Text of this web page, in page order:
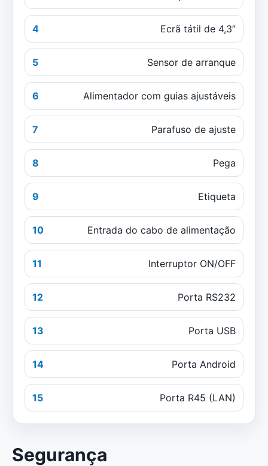
4 Ecrã tátil de 4,3”
5 Sensor de arranque
6 Alimentador com guias ajustáveis
7 Parafuso de ajuste
8 Pega
9 Etiqueta
10 Entrada do cabo de alimentação
11 Interruptor ON/OFF
12 Porta RS232
13 Porta USB
14 Porta Android
15 Porta R45 (LAN)
Segurança